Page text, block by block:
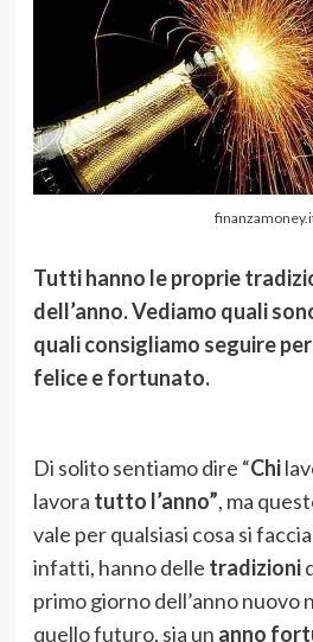
Tutti hanno le proprie
dell’anno. Vediamo quali
quali consigliamo seguire
felice e fortunato.
Di solito sentiamo dire “Chi
lavora tutto l’anno”, ma
vale per qualsiasi cosa si
infatti, hanno delle tradizioni
primo giorno dell’anno nuovo
quello futuro, sia un anno